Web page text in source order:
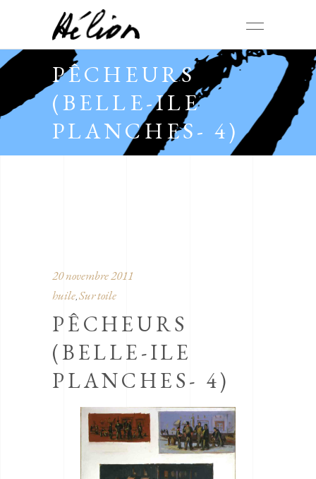
PÊCHEURS
(BELLE-ILE
PLANCHES- 4)
20 novembre 2011
huile, Sur toile
PÊCHEURS
(BELLE-ILE
PLANCHES- 4)